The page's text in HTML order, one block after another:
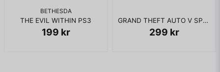
BETHESDA
THE EVIL WITHIN PS3
199 kr
GRAND THEFT AUTO V SPECIAL EDITION PS3
299 kr